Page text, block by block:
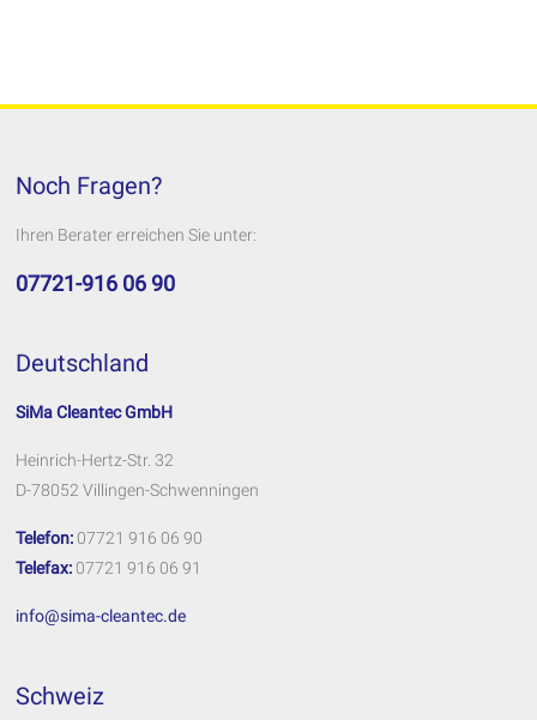
Noch Fragen?
Ihren Berater erreichen Sie unter:
07721-916 06 90
Deutschland
SiMa Cleantec GmbH
Heinrich-Hertz-Str. 32
D-78052 Villingen-Schwenningen
Telefon: 07721 916 06 90
Telefax: 07721 916 06 91
info@sima-cleantec.de
Schweiz